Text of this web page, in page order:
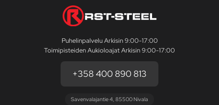
Puhelinpalvelu Arkisin 9:00-17:00
Toimipisteiden Aukioloajat Arkisin 9:00-17:00
+358 400 890 813
Savenvalajantie 4, 85500 Nivala